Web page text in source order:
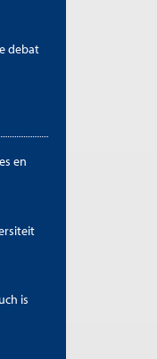
debat
en
is